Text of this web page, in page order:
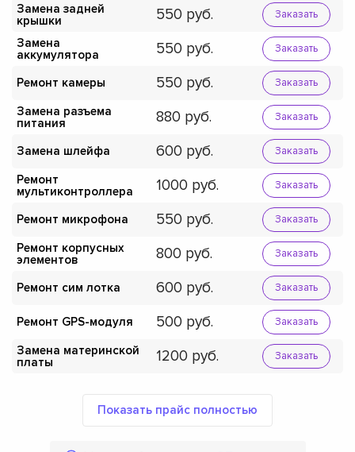
Замена задней
крышки
550 Заказать
Замена
аккумулятора
550 Заказать
Ремонт камеры 550 Заказать
Замена разъема
питания
880 Заказать
Замена шлейфа 600 Заказать
Ремонт
мультиконтроллера
1000 Заказать
Ремонт микрофона 550 Заказать
Ремонт корпусных
элементов
800 Заказать
Ремонт сим лотка 600 Заказать
Ремонт GPS-модуля 500 Заказать
Замена материнской
платы
1200 Заказать
Показать прайс полностью